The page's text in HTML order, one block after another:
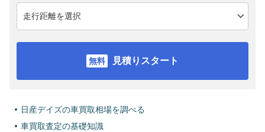
見積りスタート
日産デイズの車買取相場を調べる
車買取査定の基礎知識